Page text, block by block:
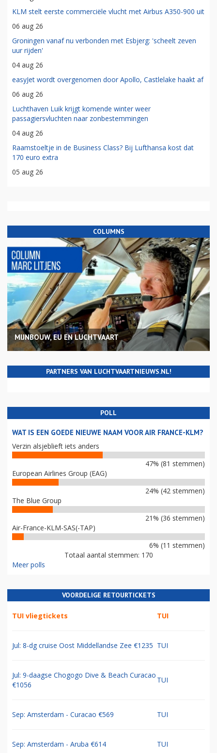
KLM stelt eerste commerciële vlucht met Airbus A350-900 uit
06 aug 26
Groningen vanaf nu verbonden met Esbjerg: 'scheelt zeven
uur rijden'
04 aug 26
easyJet wordt overgenomen door Apollo, Castlelake haakt af
06 aug 26
Luchthaven Luik krijgt komende winter weer
passagiersvluchten naar zonbestemmingen
04 aug 26
Raamstoeltje in de Business Class? Bij Lufthansa kost dat
170 euro extra
05 aug 26
COLUMNS
MIJNBOUW, EU EN LUCHTVAART
PARTNERS VAN LUCHTVAARTNIEUWS.NL!
POLL
WAT IS EEN GOEDE NIEUWE NAAM VOOR AIR FRANCE-KLM?
Verzin alsjeblieft iets anders
47% (81 stemmen)
European Airlines Group (EAG)
24% (42 stemmen)
The Blue Group
21% (36 stemmen)
Air-France-KLM-SAS(-TAP)
6% (11 stemmen)
Totaal aantal stemmen: 170
Meer polls
VOORDELIGE RETOURTICKETS
TUI vliegtickets TUI
Jul: 8-dg cruise Oost Middellandse Zee €1235 TUI
Jul: 9-daagse Chogogo Dive & Beach Curacao
€1056
TUI
Sep: Amsterdam - Curacao €569 TUI
Sep: Amsterdam - Aruba €614 TUI